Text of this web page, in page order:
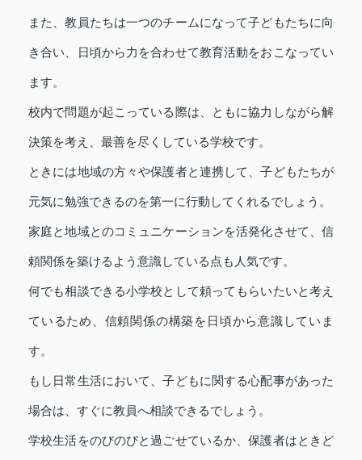
また、教員たちは一つのチームになって子どもたちに向
き合い、日頃から力を合わせて教育活動をおこなってい
ます。
校内で問題が起こっている際は、ともに協力しながら解
決策を考え、最善を尽くしている学校です。
ときには地域の方々や保護者と連携して、子どもたちが
元気に勉強できるのを第一に行動してくれるでしょう。
家庭と地域とのコミュニケーションを活発化させて、信
頼関係を築けるよう意識している点も人気です。
何でも相談できる小学校として頼ってもらいたいと考え
ているため、信頼関係の構築を日頃から意識していま
す。
もし日常生活において、子どもに関する心配事があった
場合は、すぐに教員へ相談できるでしょう。
学校生活をのびのびと過ごせているか、保護者はときど